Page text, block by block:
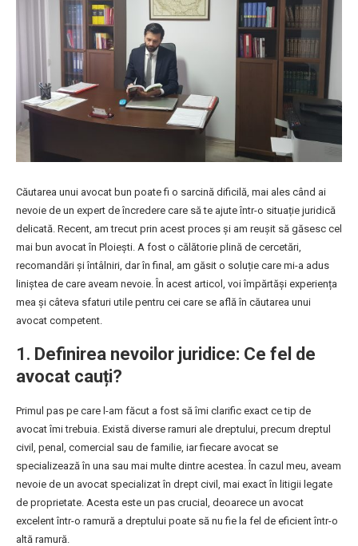
Căutarea unui avocat bun poate fi o sarcină dificilă, mai ales când ai
nevoie de un expert de încredere care să te ajute într-o situație juridică
delicată. Recent, am trecut prin acest proces și am reușit să găsesc cel
mai bun avocat în Ploiești. A fost o călătorie plină de cercetări,
recomandări și întâlniri, dar în final, am găsit o soluție care mi-a adus
liniștea de care aveam nevoie. În acest articol, voi împărtăși experiența
mea și câteva sfaturi utile pentru cei care se află în căutarea unui
avocat competent.
1. Definirea nevoilor juridice: Ce fel de
avocat cauți?
Primul pas pe care l-am făcut a fost să îmi clarific exact ce tip de
avocat îmi trebuia. Există diverse ramuri ale dreptului, precum dreptul
civil, penal, comercial sau de familie, iar fiecare avocat se
specializează în una sau mai multe dintre acestea. În cazul meu, aveam
nevoie de un avocat specializat în drept civil, mai exact în litigii legate
de proprietate. Acesta este un pas crucial, deoarece un avocat
excelent într-o ramură a dreptului poate să nu fie la fel de eficient într-o
altă ramură.